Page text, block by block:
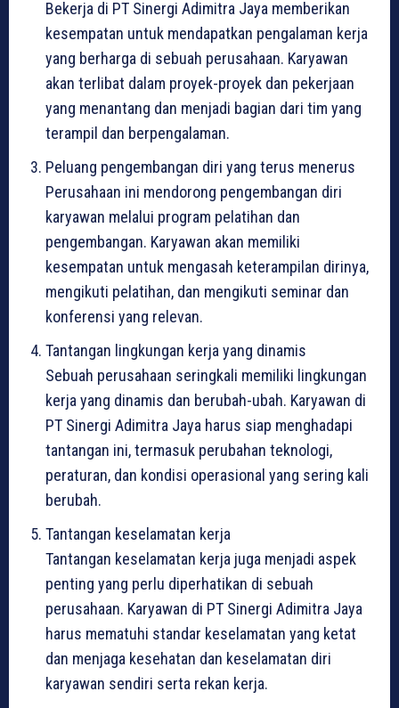
Bekerja di PT Sinergi Adimitra Jaya memberikan
kesempatan untuk mendapatkan pengalaman kerja
yang berharga di sebuah perusahaan. Karyawan
akan terlibat dalam proyek-proyek dan pekerjaan
yang menantang dan menjadi bagian dari tim yang
terampil dan berpengalaman.
Peluang pengembangan diri yang terus menerus
Perusahaan ini mendorong pengembangan diri
karyawan melalui program pelatihan dan
pengembangan. Karyawan akan memiliki
kesempatan untuk mengasah keterampilan dirinya,
mengikuti pelatihan, dan mengikuti seminar dan
konferensi yang relevan.
Tantangan lingkungan kerja yang dinamis
Sebuah perusahaan seringkali memiliki lingkungan
kerja yang dinamis dan berubah-ubah. Karyawan di
PT Sinergi Adimitra Jaya harus siap menghadapi
tantangan ini, termasuk perubahan teknologi,
peraturan, dan kondisi operasional yang sering kali
berubah.
Tantangan keselamatan kerja
Tantangan keselamatan kerja juga menjadi aspek
penting yang perlu diperhatikan di sebuah
perusahaan. Karyawan di PT Sinergi Adimitra Jaya
harus mematuhi standar keselamatan yang ketat
dan menjaga kesehatan dan keselamatan diri
karyawan sendiri serta rekan kerja.